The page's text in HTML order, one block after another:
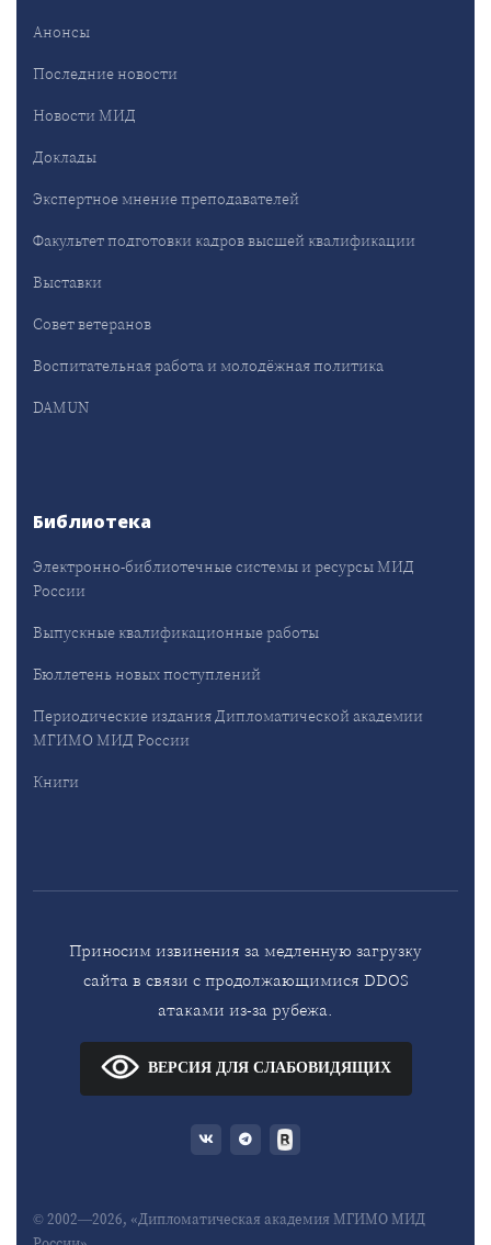
Анонсы
Последние новости
Новости МИД
Доклады
Экспертное мнение преподавателей
Факультет подготовки кадров высшей квалификации
Выставки
Совет ветеранов
Воспитательная работа и молодёжная политика
DAMUN
Библиотека
Электронно-библиотечные системы и ресурсы МИД
России
Выпускные квалификационные работы
Бюллетень новых поступлений
Периодические издания Дипломатической академии
МГИМО МИД России
Книги
Приносим извинения за медленную загрузку
сайта в связи с продолжающимися DDOS
атаками из-за рубежа.
ВЕРСИЯ ДЛЯ СЛАБОВИДЯЩИХ
© 2002—2026, «Дипломатическая академия МГИМО МИД